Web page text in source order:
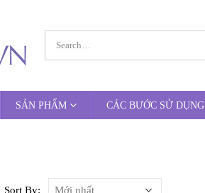
SẢN PHẨM CÁC BƯỚC SỬ DỤNG
Sort By: